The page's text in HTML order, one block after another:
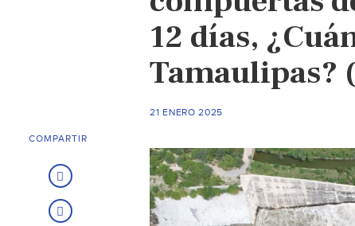
12 días,
Tamaulipas?
21 ENERO 2025
COMPARTIR